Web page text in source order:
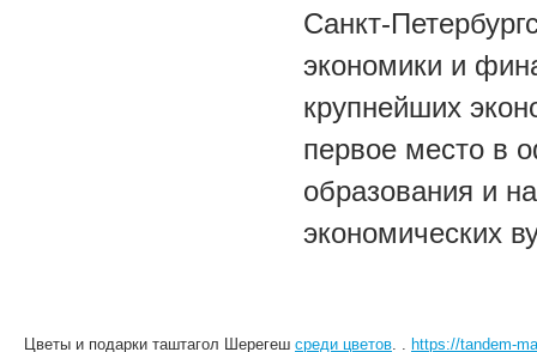
Санкт-
экономики и
крупнейших
первое место в
образования и
экономических
Цветы и подарки таштагол Шерегеш среди цветов. . https://tandem-